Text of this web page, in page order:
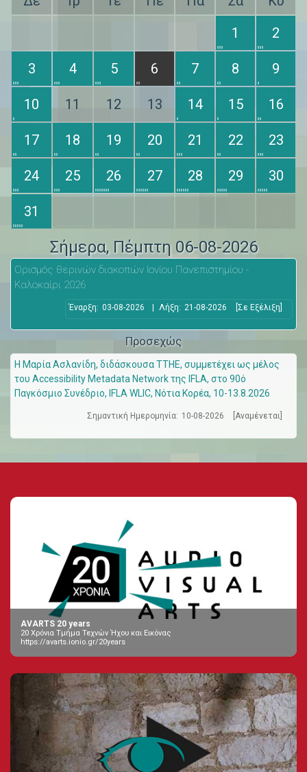
1
2
3 4 5 6 7 8 9
10 11 12 13 14 15 16
17 18 19 20 21 22 23
24 25 26 27 28 29 30
31
Σήμερα, Πέμπτη 06-08-2026
Ορισμός θερινών διακοπών Ιονίου Πανεπιστημίου -
Καλοκαίρι 2026
Έναρξη: 03-08-2026 Λήξη: 21-08-2026 [Σε Εξέλιξη]
Προσεχώς
Η Μαρία Ασλανίδη, διδάσκουσα ΤΤΗΕ, συμμετέχει ως μέλος
του Accessibility Metadata Network της IFLA, στο 90ό
Παγκόσμιο Συνέδριο, IFLA WLIC, Νότια Κορέα, 10-13.8.2026
Σημαντική Ημερομηνία: 10-08-2026 [Αναμένεται]
AVARTS 20 years
20 Χρόνια Τμήμα Τεχνών Ήχου και Εικόνας
https://avarts.ionio.gr/20years